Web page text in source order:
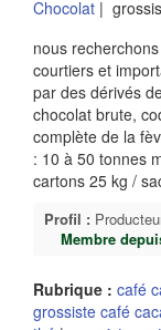
Chocolat |
nous
courtiers et
par des dérivés
chocolat brute,
complète de la
: 10 à 50 tonnes
cartons 25 kg /
Profil :
Membre
Rubrique : café
grossiste café